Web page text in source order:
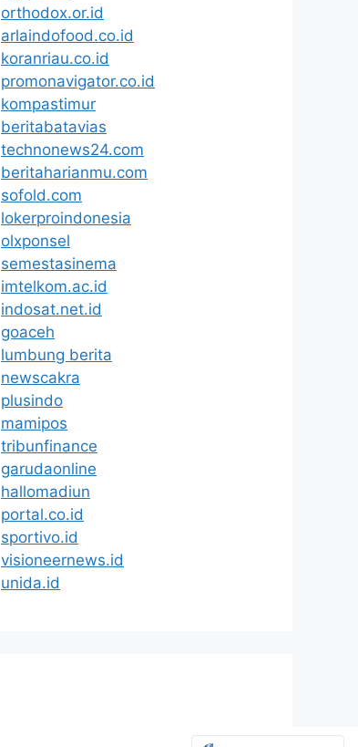
orthodox.or.id
arlaindofood.co.id
koranriau.co.id
promonavigator.co.id
kompastimur
beritabatavias
technonews24.com
beritaharianmu.com
sofold.com
lokerproindonesia
olxponsel
semestasinema
imtelkom.ac.id
indosat.net.id
goaceh
lumbung berita
newscakra
plusindo
mamipos
tribunfinance
garudaonline
hallomadiun
portal.co.id
sportivo.id
visioneernews.id
unida.id